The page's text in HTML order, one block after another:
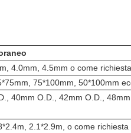
4.0mm, 4.5mm o come richiesta
75*100mm, 50*100mm
40mm O.D., 42mm O.D.,
2.1*2.9m, o come richiesta